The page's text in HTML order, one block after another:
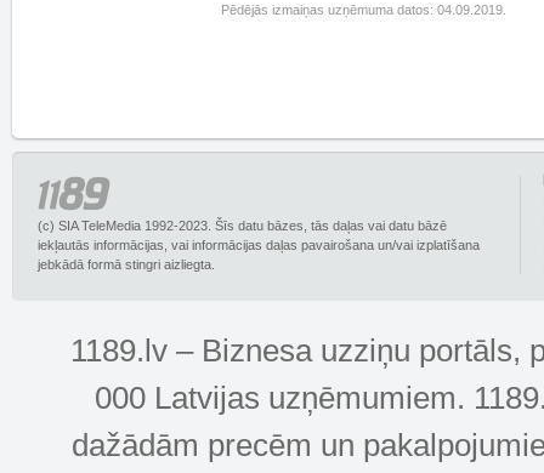
Pēdējās izmaiņas uzņēmuma datos: 04.09.2019.
(c) SIA TeleMedia 1992-2023. Šīs datu bāzes, tās daļas vai datu bāzē
iekļautās informācijas, vai informācijas daļas pavairošana un/vai izplatīšana
jebkādā formā stingri aizliegta.
1189.lv – Biznesa uzziņu portāls,
000 Latvijas uzņēmumiem.
dažādām precēm un